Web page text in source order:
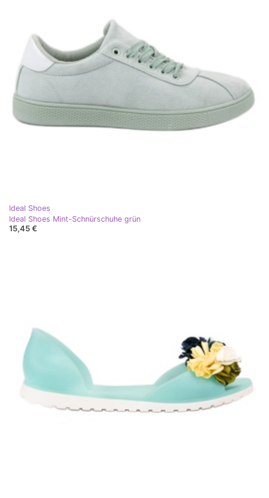
Ideal Shoes
Ideal Shoes Mint-Schnürschuhe grün
15,45 €